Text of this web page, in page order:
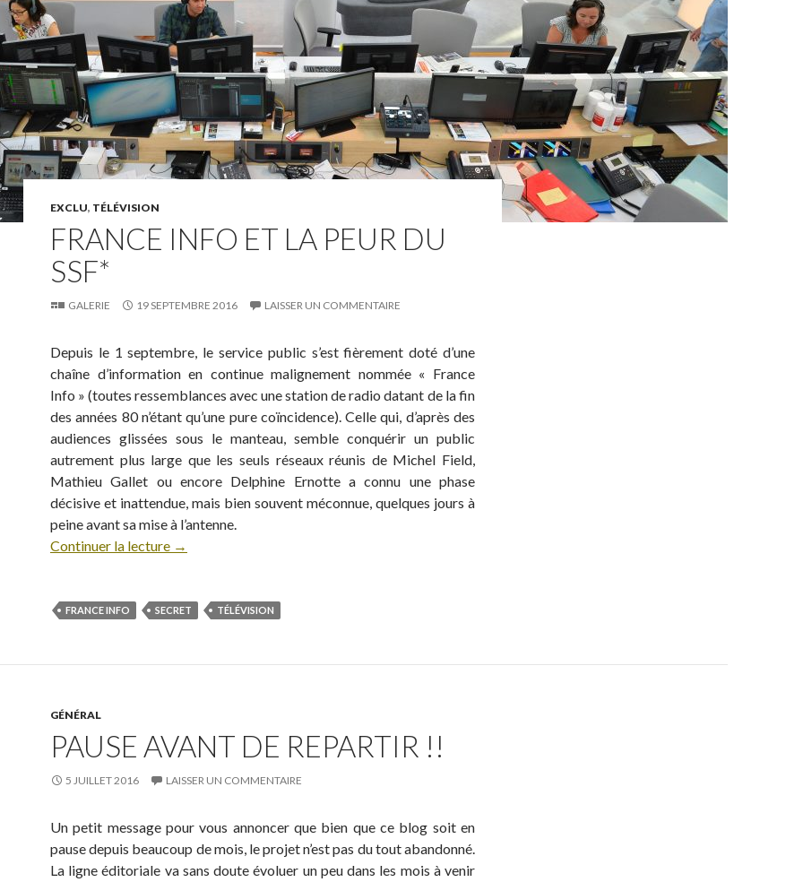
EXCLU, TÉLÉVISION
FRANCE INFO ET LA PEUR DU
SSF*
GALERIE 19 SEPTEMBRE 2016 LAISSER UN COMMENTAIRE
Depuis le 1 septembre, le service public s’est fièrement doté d’une
chaîne d’information en continue malignement nommée « France
Info » (toutes ressemblances avec une station de radio datant de la fin
des années 80 n’étant qu’une pure coïncidence). Celle qui, d’après des
audiences glissées sous le manteau, semble conquérir un public
autrement plus large que les seuls réseaux réunis de Michel Field,
Mathieu Gallet ou encore Delphine Ernotte a connu une phase
décisive et inattendue, mais bien souvent méconnue, quelques jours à
peine avant sa mise à l’antenne.
Continuer la lecture →
FRANCE INFO SECRET TÉLÉVISION
GÉNÉRAL
PAUSE AVANT DE REPARTIR !!
5 JUILLET 2016 LAISSER UN COMMENTAIRE
Un petit message pour vous annoncer que bien que ce blog soit en
pause depuis beaucoup de mois, le projet n’est pas du tout abandonné.
La ligne éditoriale va sans doute évoluer un peu dans les mois à venir